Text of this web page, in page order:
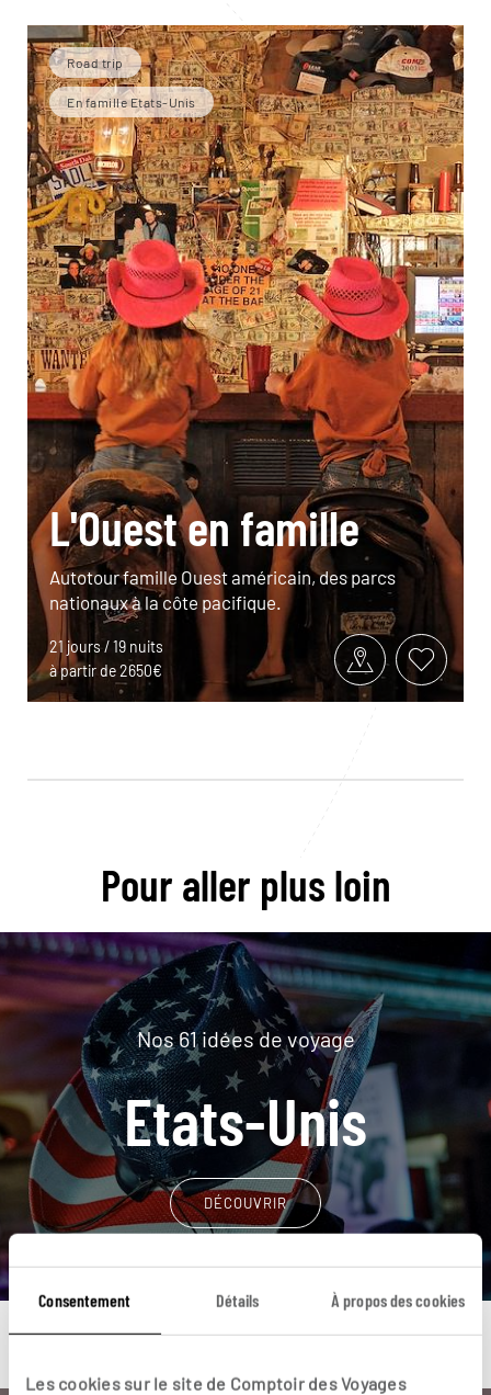
Consentement Détails À propos des cookies
Les cookies sur le site de Comptoir des Voyages
Road trip
En famille Etats-Unis
L'Ouest en famille
Autotour famille Ouest américain, des parcs
nationaux à la côte pacifique.
21 jours / 19 nuits
à partir de 2650€
Pour aller plus loin
Nos 61 idées de voyage
Etats-Unis
DÉCOUVRIR